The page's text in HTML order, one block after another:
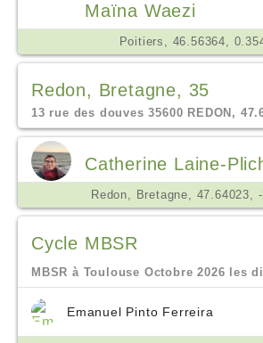
Maïna Waezi
Poitiers, 46.56364,
Redon, Bretagne, 35
13 rue des douves 35600 REDON,
Catherine Laine-
Redon, Bretagne, 47.64023,
Cycle MBSR
MBSR à Toulouse Octobre 2026 les
Emanuel Pinto Ferreira